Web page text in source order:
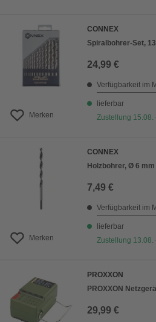
Merken
CONNEX
Spiralbohrer-Set, 13
24,99 €
Verfügbarkeit im
lieferbar
Zustellung 15.08.
Merken
CONNEX
Holzbohrer, Ø 6 mm
7,49 €
Verfügbarkeit im
lieferbar
Zustellung 13.08.
PROXXON
PROXXON
29,99 €